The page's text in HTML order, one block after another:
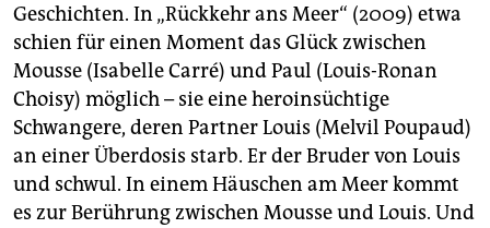
Geschichten. In „Rückkehr ans Meer“ (2009) etwa
schien für einen Moment das Glück zwischen
Mousse (Isabelle Carré) und Paul (Louis-Ronan
Choisy) möglich – sie eine heroinsüchtige
Schwangere, deren Partner Louis (Melvil Poupaud)
an einer Überdosis starb. Er der Bruder von Louis
und schwul. In einem Häuschen am Meer kommt
es zur Berührung zwischen Mousse und Louis. Und